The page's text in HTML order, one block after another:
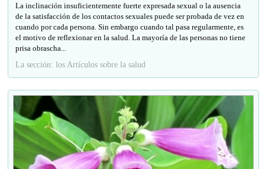
La inclinación insuficientemente fuerte expresada sexual o la ausencia
de la satisfacción de los contactos sexuales puede ser probada de vez en
cuando por cada persona. Sin embargo cuando tal pasa regularmente, es
el motivo de reflexionar en la salud. La mayoría de las personas no tiene
prisa obrascha...
La sección: los Artículos sobre la salud